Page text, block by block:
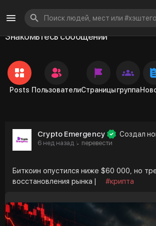
Знакомьтесь сообщений
Posts ПользователиСтраницыгруппа
Crypto Emergency Создал
6 нед назад · перевести
Биткоин опустился ниже $60 000, но
восстановления рынка |
#крипта